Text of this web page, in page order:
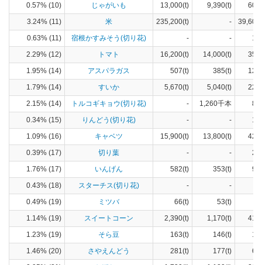
0.57% (10)
じゃがいも 13,000(t) 9,390(t)
3.24% (11)
米 235,200(t) -
0.63% (11)
宿根かすみそう(切り花) - -
2.29% (12)
トマト 16,200(t) 14,000(t)
1.95% (14)
アスパラガス 507(t) 385(t)
1.79% (14)
すいか 5,670(t) 5,040(t)
2.15% (14)
トルコギキョウ(切り花) - 1,260千本
0.34% (15)
りんどう(切り花) - -
1.09% (16)
キャベツ 15,900(t) 13,800(t)
0.39% (17)
切り葉 - -
1.76% (17)
いんげん 582(t) 353(t)
0.43% (18)
スターチス(切り花) - -
0.49% (19)
ミツバ 66(t) 53(t)
1.14% (19)
スイートコーン 2,390(t) 1,170(t)
1.23% (19)
そら豆 163(t) 146(t)
1.46% (20)
さやえんどう 281(t) 177(t)